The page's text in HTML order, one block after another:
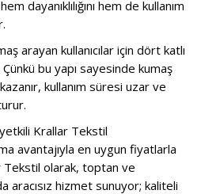
dayanıklılığını hem de kullanım
arayan kullanıcılar için dört katlı
bu yapı sayesinde kumaş
kullanım süresi uzar ve
yetkili Krallar Tekstil
avantajıyla en uygun fiyatlarla
olarak, toptan ve
aracısız hizmet sunuyor; kaliteli